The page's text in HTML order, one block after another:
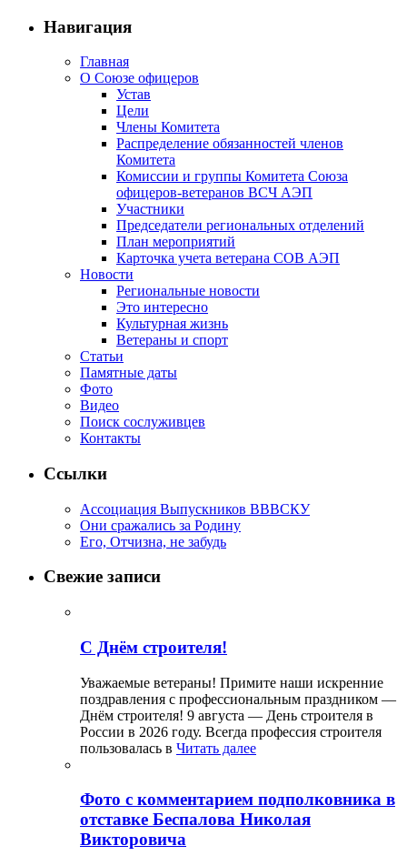
Навигация
Главная
О Союзе офицеров
Устав
Цели
Члены Комитета
Распределение обязанностей членов
Комитета
Комиссии и группы Комитета Союза
офицеров-ветеранов ВСЧ АЭП
Участники
Председатели региональных отделений
План мероприятий
Карточка учета ветерана CОВ АЭП
Новости
Региональные новости
Это интересно
Культурная жизнь
Ветераны и спорт
Статьи
Памятные даты
Фото
Видео
Поиск сослуживцев
Контакты
Ссылки
Ассоциация Выпускников ВВВСКУ
Они сражались за Родину
Его, Отчизна, не забудь
Свежие записи
С Днём строителя!
Уважаемые ветераны! Примите наши искренние
поздравления с профессиональным праздником —
Днём строителя! 9 августа — День строителя в
России в 2026 году. Всегда профессия строителя
пользовалась в Читать далее
Фото с комментарием подполковника в
отставке Беспалова Николая
Викторовича